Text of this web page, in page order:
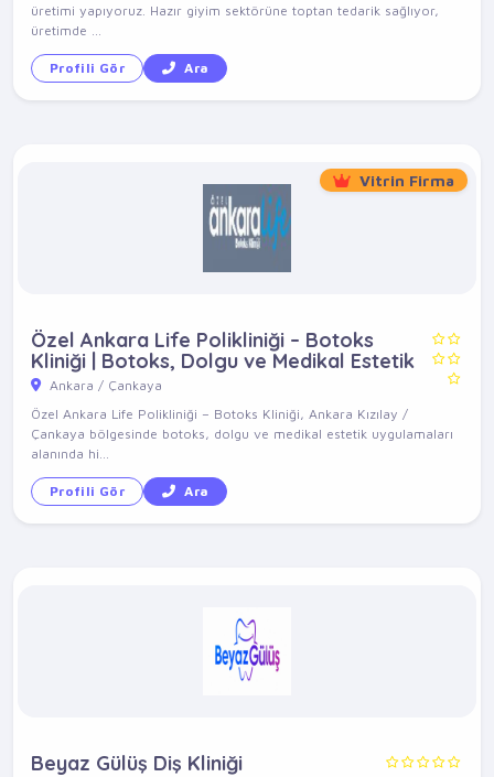
üretimi yapıyoruz. Hazır giyim sektörüne toptan tedarik sağlıyor,
üretimde ...
Profili Gör Ara
Vitrin Firma
Özel Ankara Life Polikliniği – Botoks
Kliniği | Botoks, Dolgu ve Medikal Estetik
Ankara / Çankaya
Özel Ankara Life Polikliniği – Botoks Kliniği, Ankara Kızılay /
Çankaya bölgesinde botoks, dolgu ve medikal estetik uygulamaları
alanında hi...
Profili Gör Ara
Beyaz Gülüş Diş Kliniği